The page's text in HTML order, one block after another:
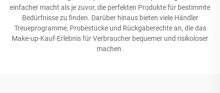
einfacher macht als je zuvor, die perfekten Produkte für bestimmte
Bedürfnisse zu finden. Darüber hinaus bieten viele Händler
Treueprogramme, Probestücke und Rückgaberechte an, die das
Make-up-Kauf-Erlebnis für Verbraucher bequemer und risikoloser
machen.